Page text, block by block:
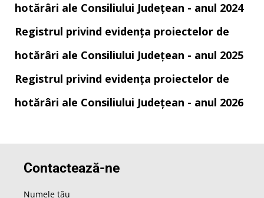
hotărâri ale Consiliului Județean - anul 2024
Registrul privind evidența proiectelor de
hotărâri ale Consiliului Județean - anul 2025
Registrul privind evidența proiectelor de
hotărâri ale Consiliului Județean - anul 2026